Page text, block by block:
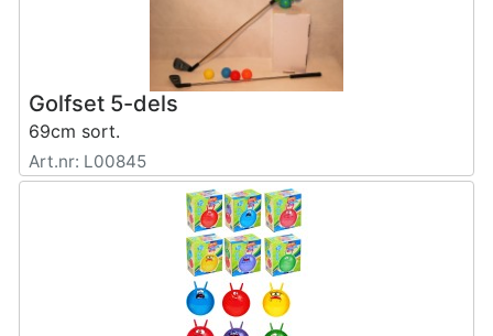
Golfset 5-dels
69cm sort.
Art.nr: L00845